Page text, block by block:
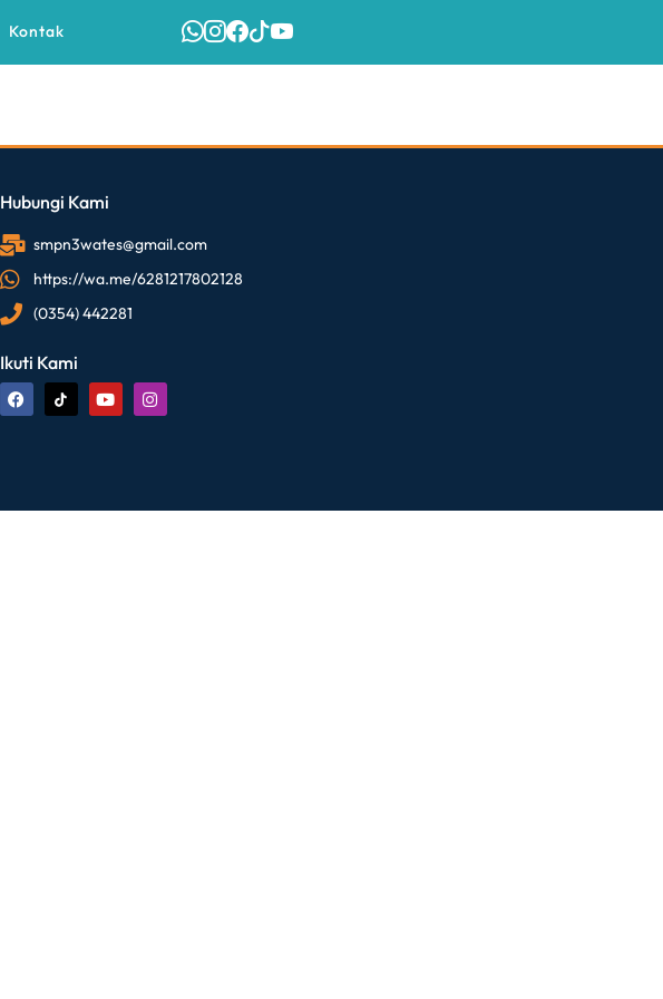
Kontak
Hubungi Kami
smpn3wates@gmail.com
https://wa.me/6281217802128
(0354) 442281
Ikuti Kami